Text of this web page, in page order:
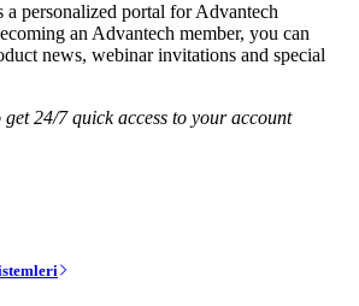
personalized portal for Advantech
an Advantech member, you can
news, webinar invitations and special
24/7 quick access to your account